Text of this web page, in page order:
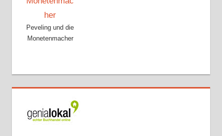
Peveling und die
Monetenmacher